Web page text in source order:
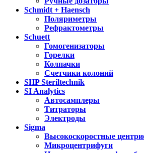
Schmidt + Haensch
Поляриметры
Рефрактометры
Schuett
Гомогенизаторы
Горелки
Колпачки
Счетчики колоний
SHP Steriltechnik
SI Analytics
Автосамплеры
Титраторы
Электроды
Sigma
Высокоскоростные
Микроцентрифуги